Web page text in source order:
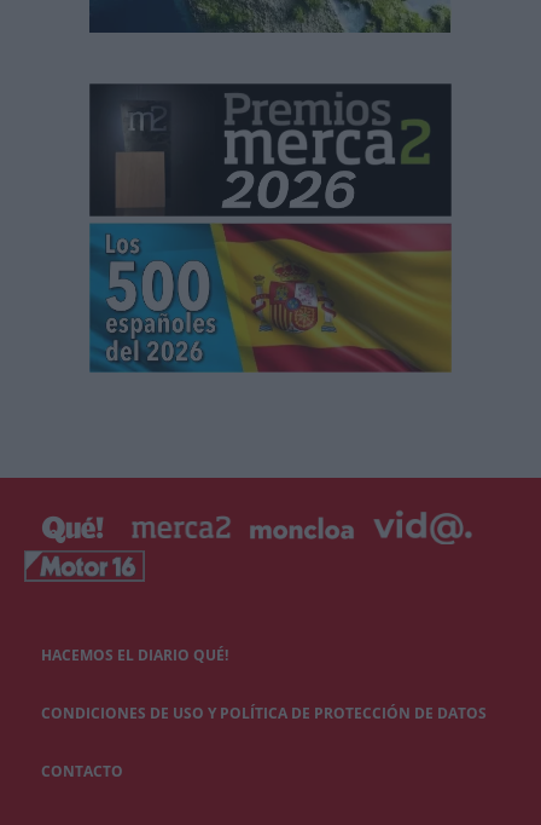
HACEMOS EL DIARIO QUÉ!
CONDICIONES DE USO Y POLÍTICA DE PROTECCIÓN DE DATOS
CONTACTO